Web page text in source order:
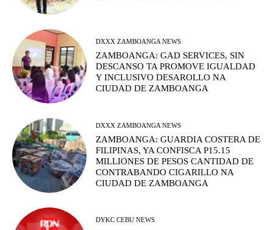
DXXX ZAMBOANGA NEWS
ZAMBOANGA: GAD SERVICES, SIN
DESCANSO TA PROMOVE IGUALDAD
Y INCLUSIVO DESAROLLO NA
CIUDAD DE ZAMBOANGA
DXXX ZAMBOANGA NEWS
ZAMBOANGA: GUARDIA COSTERA DE
FILIPINAS, YA CONFISCA P15.15
MILLIONES DE PESOS CANTIDAD DE
CONTRABANDO CIGARILLO NA
CIUDAD DE ZAMBOANGA
DYKC CEBU NEWS